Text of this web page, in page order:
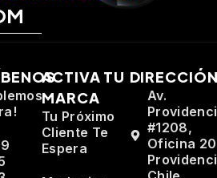
ACTIVA TU
MARCA
Tu Próximo
Cliente Te
Espera
Av.
#1208,
Oficina